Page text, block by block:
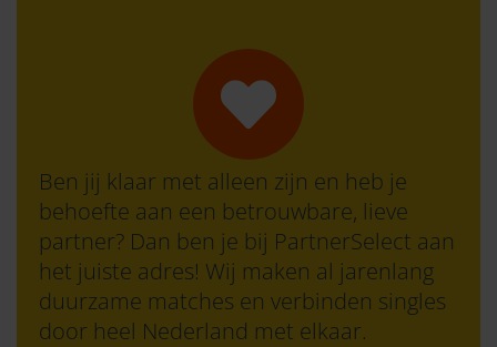
Ben jij klaar met alleen zijn en heb je
behoefte aan een betrouwbare, lieve
partner? Dan ben je bij PartnerSelect aan
het juiste adres! Wij maken al jarenlang
duurzame matches en verbinden singles
door heel Nederland met elkaar.